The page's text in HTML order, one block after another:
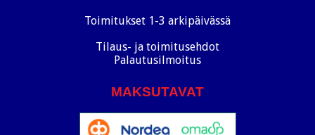
Toimitukset 1-3 arkipäivässä
Tilaus- ja toimitusehdot
Palautusilmoitus
MAKSUTAVAT